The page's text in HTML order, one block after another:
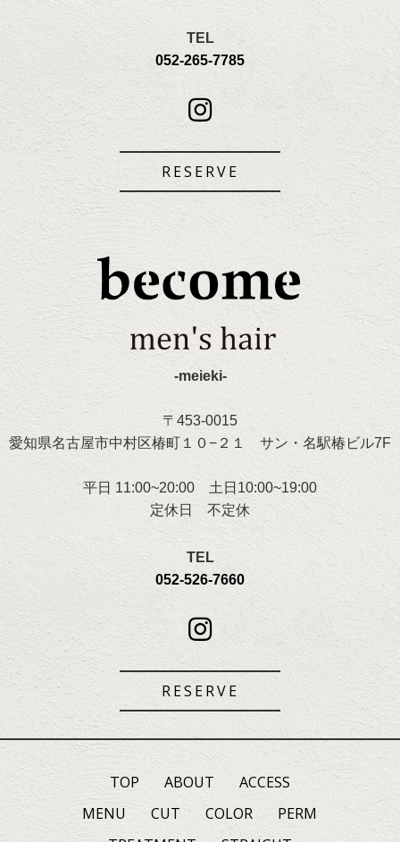
TEL
052-265-7785
RESERVE
-meieki-
〒453-0015
愛知県名古屋市中村区椿町１０−２１ サン・名駅椿ビル7F
平日 11:00~20:00 土日10:00~19:00
定休日 不定休
TEL
052-526-7660
RESERVE
TOP ABOUT
ACCESS
MENU
CUT COLOR
PERM